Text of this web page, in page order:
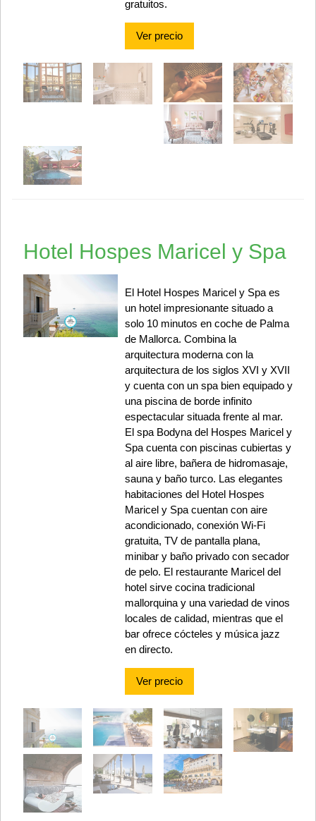
gratuitos.
Ver precio
Hotel Hospes Maricel y Spa
El Hotel Hospes Maricel y Spa es
un hotel impresionante situado a
solo 10 minutos en coche de Palma
de Mallorca. Combina la
arquitectura moderna con la
arquitectura de los siglos XVI y XVII
y cuenta con un spa bien equipado y
una piscina de borde infinito
espectacular situada frente al mar.
El spa Bodyna del Hospes Maricel y
Spa cuenta con piscinas cubiertas y
al aire libre, bañera de hidromasaje,
sauna y baño turco. Las elegantes
habitaciones del Hotel Hospes
Maricel y Spa cuentan con aire
acondicionado, conexión Wi-Fi
gratuita, TV de pantalla plana,
minibar y baño privado con secador
de pelo. El restaurante Maricel del
hotel sirve cocina tradicional
mallorquina y una variedad de vinos
locales de calidad, mientras que el
bar ofrece cócteles y música jazz
en directo.
Ver precio